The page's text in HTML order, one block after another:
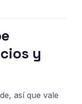
y
así que vale